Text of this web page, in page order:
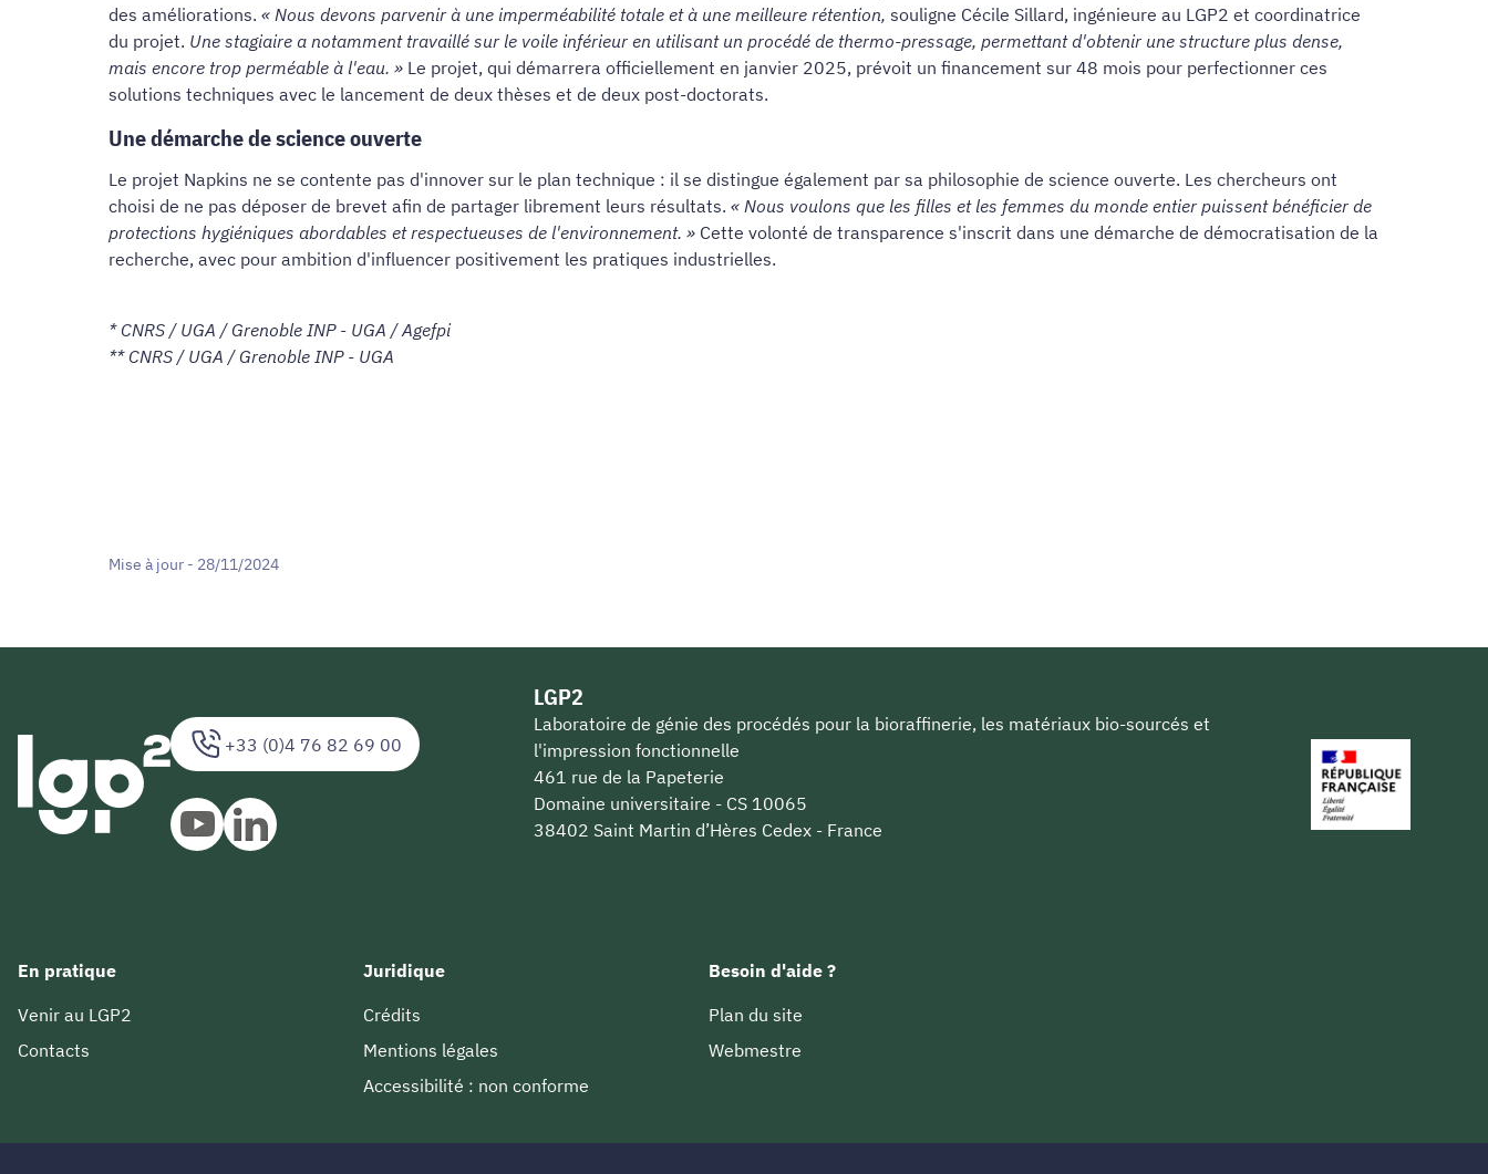
des améliorations. « Nous devons parvenir à une imperméabilité totale et à une meilleure rétention, souligne Cécile Sillard, ingénieure au LGP2 et coordinatrice
du projet. Une stagiaire a notamment travaillé sur le voile inférieur en utilisant un procédé de thermo-pressage, permettant d'obtenir une structure plus dense,
mais encore trop perméable à l'eau. » Le projet, qui démarrera officiellement en janvier 2025, prévoit un financement sur 48 mois pour perfectionner ces
solutions techniques avec le lancement de deux thèses et de deux post-doctorats.
Une démarche de science ouverte
Le projet Napkins ne se contente pas d'innover sur le plan technique : il se distingue également par sa philosophie de science ouverte. Les chercheurs ont
choisi de ne pas déposer de brevet afin de partager librement leurs résultats. « Nous voulons que les filles et les femmes du monde entier puissent bénéficier de
protections hygiéniques abordables et respectueuses de l'environnement. » Cette volonté de transparence s'inscrit dans une démarche de démocratisation de la
recherche, avec pour ambition d'influencer positivement les pratiques industrielles.
* CNRS / UGA / Grenoble INP - UGA / Agefpi
** CNRS / UGA / Grenoble INP - UGA
Mise à jour - 28/11/2024
+33 (0)4 76 82 69 00
LGP2
Laboratoire de génie des procédés pour la bioraffinerie, les matériaux bio-sourcés et
l'impression fonctionnelle
461 rue de la Papeterie
Domaine universitaire - CS 10065
38402 Saint Martin d’Hères Cedex - France
En pratique
Venir au LGP2
Contacts
Juridique
Crédits
Mentions légales
Accessibilité : non conforme
Besoin d'aide ?
Plan du site
Webmestre